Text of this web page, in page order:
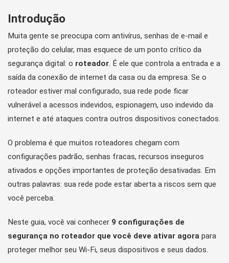
Introdução
Muita gente se preocupa com antivírus, senhas de e-mail e
proteção do celular, mas esquece de um ponto crítico da
segurança digital: o roteador. É ele que controla a entrada e a
saída da conexão de internet da casa ou da empresa. Se o
roteador estiver mal configurado, sua rede pode ficar
vulnerável a acessos indevidos, espionagem, uso indevido da
internet e até ataques contra outros dispositivos conectados.
O problema é que muitos roteadores chegam com
configurações padrão, senhas fracas, recursos inseguros
ativados e opções importantes de proteção desativadas. Em
outras palavras: sua rede pode estar aberta a riscos sem que
você perceba.
Neste guia, você vai conhecer 9 configurações de
segurança no roteador que você deve ativar agora para
proteger melhor seu Wi-Fi, seus dispositivos e seus dados.